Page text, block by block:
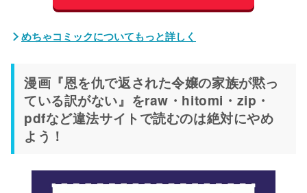
めちゃコミックについてもっと詳しく
漫画『恩を仇で返された令嬢の家族が黙っ
ている訳がない』をraw・hitomi・zip・
pdfなど違法サイトで読むのは絶対にやめ
よう！